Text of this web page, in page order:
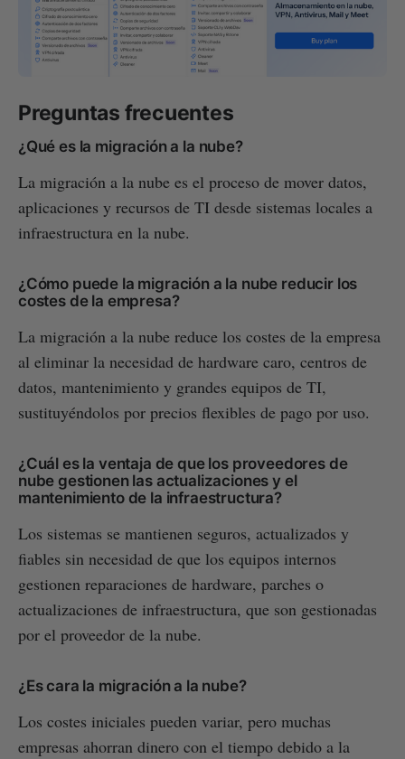
Preguntas frecuentes
¿Qué es la migración a la nube?
La migración a la nube es el proceso de mover datos,
aplicaciones y recursos de TI desde sistemas locales a
infraestructura en la nube.
¿Cómo puede la migración a la nube reducir los
costes de la empresa?
La migración a la nube reduce los costes de la empresa
al eliminar la necesidad de hardware caro, centros de
datos, mantenimiento y grandes equipos de TI,
sustituyéndolos por precios flexibles de pago por uso.
¿Cuál es la ventaja de que los proveedores de
nube gestionen las actualizaciones y el
mantenimiento de la infraestructura?
Los sistemas se mantienen seguros, actualizados y
fiables sin necesidad de que los equipos internos
gestionen reparaciones de hardware, parches o
actualizaciones de infraestructura, que son gestionadas
por el proveedor de la nube.
¿Es cara la migración a la nube?
Los costes iniciales pueden variar, pero muchas
empresas ahorran dinero con el tiempo debido a la